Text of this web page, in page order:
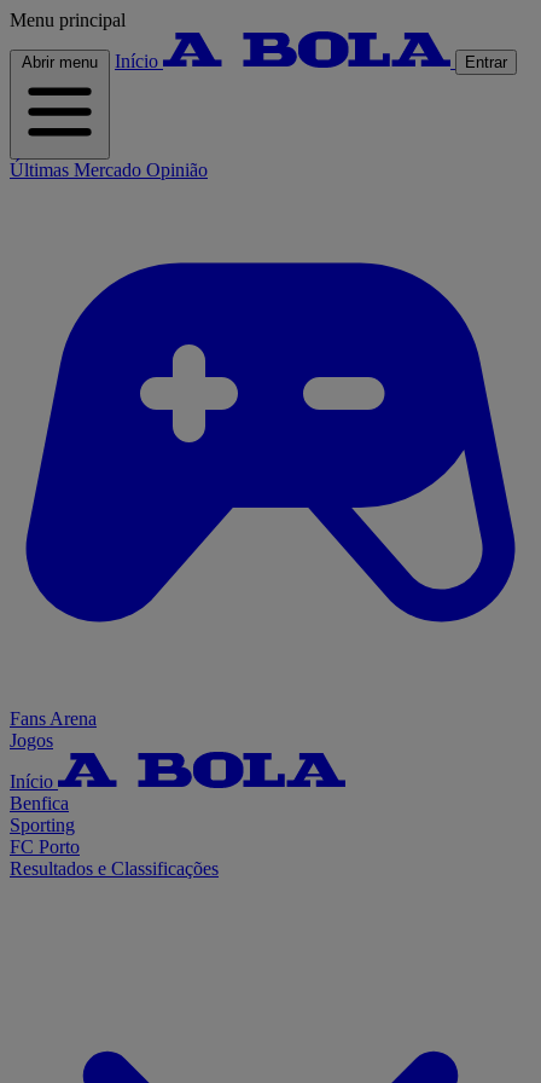
Menu principal
Abrir menu Início Entrar
Últimas Mercado Opinião
Fans Arena
Jogos
Início
Benfica
Sporting
FC Porto
Resultados e Classificações